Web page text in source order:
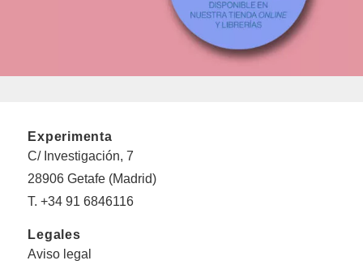
Experimenta
C/ Investigación, 7
28906 Getafe (Madrid)
T. +34 91 6846116
Legales
Aviso legal